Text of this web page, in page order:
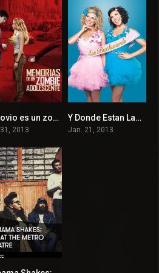
6.8Mi novio es un zombie
2013
4.3
Y Donde Estan Las Reinas
Jan. 21, 2013